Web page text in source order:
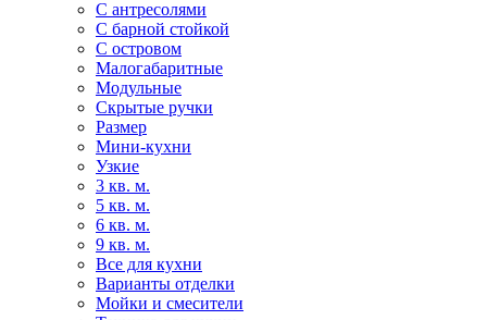
С антресолями
С барной стойкой
С островом
Малогабаритные
Модульные
Скрытые ручки
Размер
Мини-кухни
Узкие
3 кв. м.
5 кв. м.
6 кв. м.
9 кв. м.
Все для кухни
Варианты отделки
Мойки и смесители